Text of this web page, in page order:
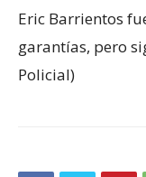
Eric Barrientos
garantías, pero
Policial)